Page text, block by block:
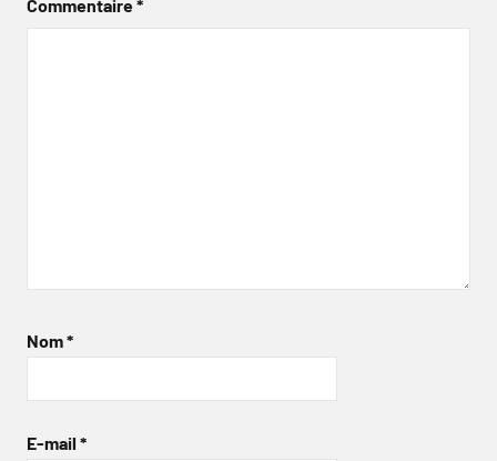
Commentaire*
Nom*
E-mail *